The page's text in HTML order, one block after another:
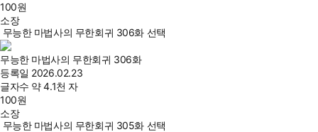
100원
소장
무능한 마법사의 무한회귀 306화 선택
무능한 마법사의 무한회귀 306화
등록일 2026.02.23
글자수 약 4.1천 자
100원
소장
무능한 마법사의 무한회귀 305화 선택